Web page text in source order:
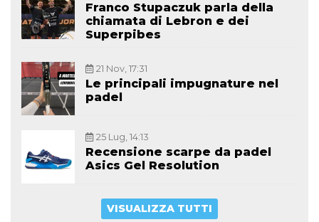
Franco Stupaczuk parla della
chiamata di Lebron e dei
Superpibes
21 Nov, 17:31
Le principali impugnature nel
padel
25 Lug, 14:13
Recensione scarpe da padel
Asics Gel Resolution
VISUALIZZA TUTTI